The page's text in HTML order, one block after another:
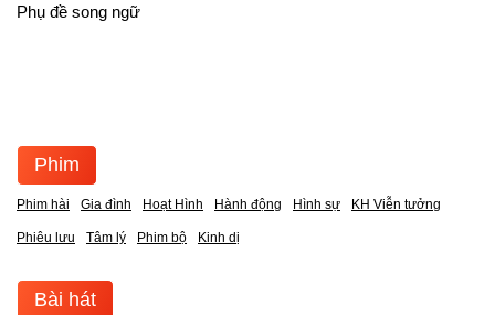
Phụ đề song ngữ
Phim
Phim hài Gia đình Hoạt Hình Hành động Hình sự KH Viễn tưởng
Phiêu lưu Tâm lý Phim bộ Kinh dị
Bài hát